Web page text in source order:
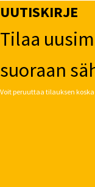
UUTISKIRJE
Tilaa
suoraan
Voit peruuttaa tilauksen